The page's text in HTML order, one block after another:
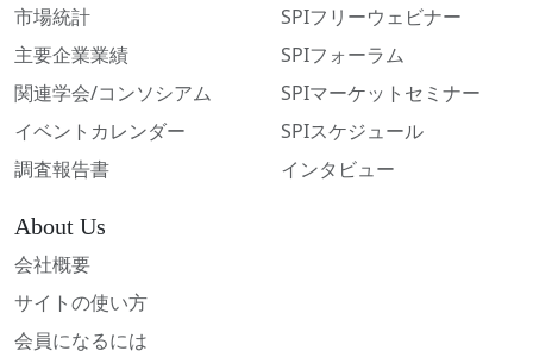
市場統計
主要企業業績
関連学会/コンソシアム
イベントカレンダー
調査報告書
SPIフリーウェビナー
SPIフォーラム
SPIマーケットセミナー
SPIスケジュール
インタビュー
About Us
会社概要
サイトの使い方
会員になるには